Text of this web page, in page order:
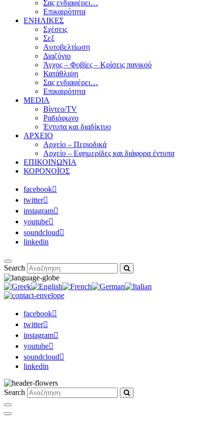
Σας ενδιαφέρει…
Επικαιρότητα
ΕΝΗΛΙΚΕΣ
Σχέσεις
Σεξ
Αυτοβελτίωση
Διαζύγιο
Άγχος – Φοβίες – Κρίσεις πανικού
Κατάθλιψη
Σας ενδιαφέρει…
Επικαιρότητα
MEDIA
Βίντεο/TV
Ραδιόφωνο
Έντυπα και διαδίκτυο
ΑΡΧΕΙΟ
Αρχείο – Περιοδικά
Αρχείο – Εφημερίδες και διάφορα έντυπα
ΕΠΙΚΟΙΝΩΝΙΑ
ΚΟΡΟΝΟΪΟΣ
facebook
twitter
instagram
youtube
soundcloud
linkedin
Search
facebook
twitter
instagram
youtube
soundcloud
linkedin
Search